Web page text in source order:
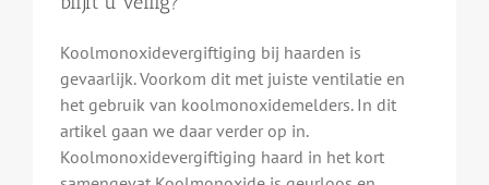
Koolmonoxidevergiftiging bij haarden is
gevaarlijk. Voorkom dit met juiste ventilatie en
het gebruik van koolmonoxidemelders. In dit
artikel gaan we daar verder op in.
Koolmonoxidevergiftiging haard in het kort